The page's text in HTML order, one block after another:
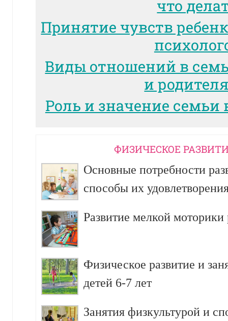
Принятие чувств
Виды отношений в
и
Роль и значение семьи
ФИЗИЧЕСКОЕ
Основные потребности
способы их
Развитие мелкой моторики
Физическое развитие и
детей 6-7 лет
Занятия физкультурой и